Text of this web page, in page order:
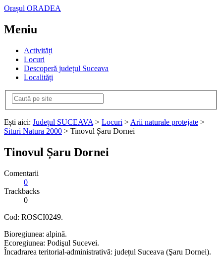
Orașul ORADEA
Meniu
Activități
Locuri
Descoperă județul Suceava
Localități
Ești aici: Județul SUCEAVA> Locuri >Arii naturale protejate >
Situri Natura 2000 > Tinovul Șaru Dornei
Tinovul Șaru Dornei
Comentarii
0
Trackbacks
0
Cod: ROSCI0249.
Bioregiunea: alpină.
Ecoregiunea: Podişul Sucevei.
Încadrarea teritorial-administrativă: județul Suceava (Şaru Dornei).